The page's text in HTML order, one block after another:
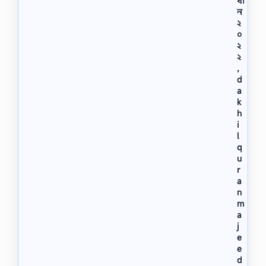
ন
২
০
২
২
,
d
a
k
h
i
l
q
u
r
a
n
m
a
j
e
e
d